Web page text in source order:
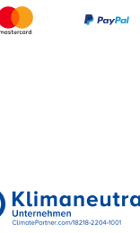
Machen -